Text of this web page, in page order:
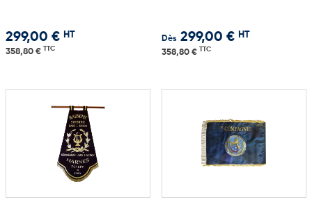
299,00 € HT
358,80 € TTC
Dès 299,00 € HT
358,80 € TTC